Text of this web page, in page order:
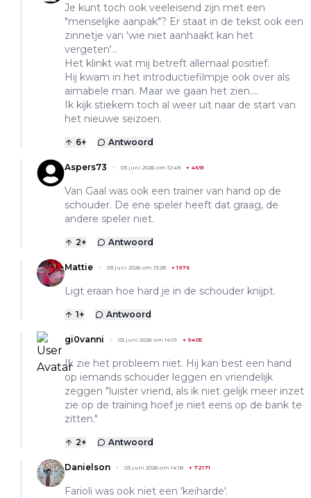
Je kunt toch ook veeleisend zijn met een
"menselijke aanpak"? Er staat in de tekst ook een
zinnetje van 'wie niet aanhaakt kan het
vergeten'...
Het klinkt wat mij betreft allemaal positief.
Hij kwam in het introductiefilmpje ook over als
aimabele man. Maar we gaan het zien....
Ik kijk stiekem toch al weer uit naar de start van
het nieuwe seizoen.
6+ Antwoord
Aspers73 03 juni 2026 om 12:49 + 4691
Van Gaal was ook een trainer van hand op de
schouder. De ene speler heeft dat graag, de
andere speler niet.
2+ Antwoord
Mattie 03 juni 2026 om 13:28 +1976
Ligt eraan hoe hard je in de schouder knijpt.
1+ Antwoord
gi0vanni 03 juni 2026 om 14:01 + 9405
Ik zie het probleem niet. Hij kan best een hand
op iemands schouder leggen en vriendelijk
zeggen "luister vriend, als ik niet gelijk meer inzet
zie op de training hoef je niet eens op de bank te
zitten."
2+ Antwoord
Danielson 03 juni 2026 om 14:18 + 72171
Farioli was ook niet een 'keiharde'.